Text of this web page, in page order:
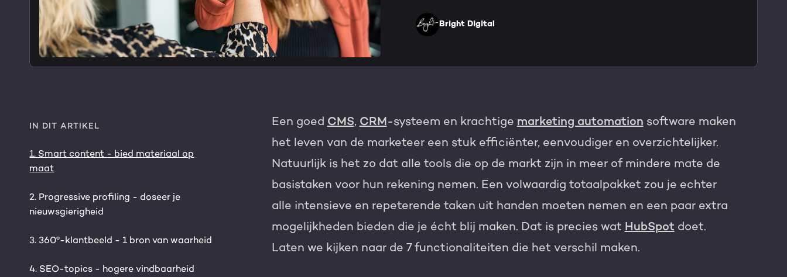
HubSpot maatwerk
Digital marketing
Marketing automation
Content & design
Team
HubSpot partner
Awards
Werken bij
Blog
Kennisbank
PORTAL REVIEW
Haal alles uit je HubSpot licentie
Bright Digital
IN DIT ARTIKEL
1. Smart content - bied materiaal op
maat
2. Progressive profiling - doseer je
nieuwsgierigheid
3. 360º-klantbeeld - 1 bron van waarheid
4. SEO-topics - hogere vindbaarheid
Een goed CMS, CRM-systeem en krachtige marketing automation software maken
het leven van de marketeer een stuk efficiënter, eenvoudiger en overzichtelijker.
Natuurlijk is het zo dat alle tools die op de markt zijn in meer of mindere mate de
basistaken voor hun rekening nemen. Een volwaardig totaalpakket zou je echter
alle intensieve en repeterende taken uit handen moeten nemen en een paar extra
mogelijkheden bieden die je écht blij maken. Dat is precies wat HubSpotdoet.
Laten we kijken naar de 7 functionaliteiten die het verschil maken.